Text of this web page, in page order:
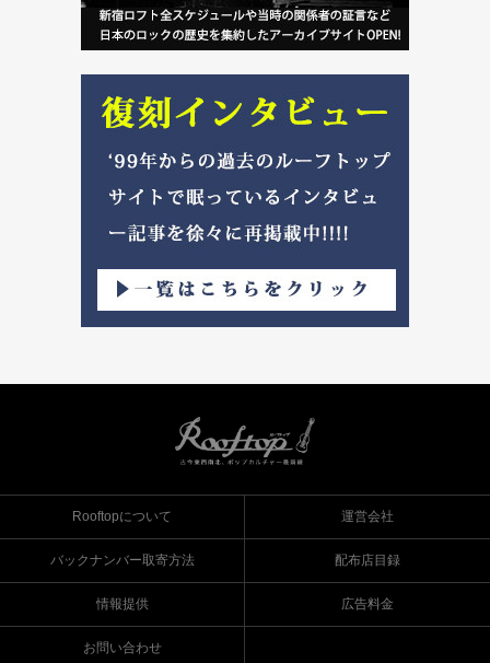
Rooftopについて 運営会社
バックナンバー取寄方法 配布店目録
情報提供 広告料金
お問い合わせ